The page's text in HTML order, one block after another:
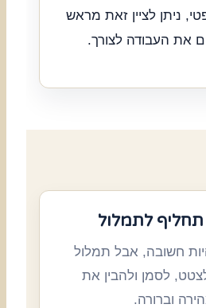
ניתן לציין זאת מראש
את העבודה לצורך.
לתמלול
חשובה, אבל תמלול
לסמן ולהבין את
וברורה.